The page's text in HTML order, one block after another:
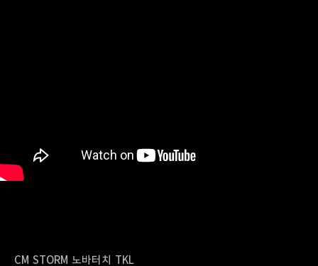
CM STORM 노바터치 TKL